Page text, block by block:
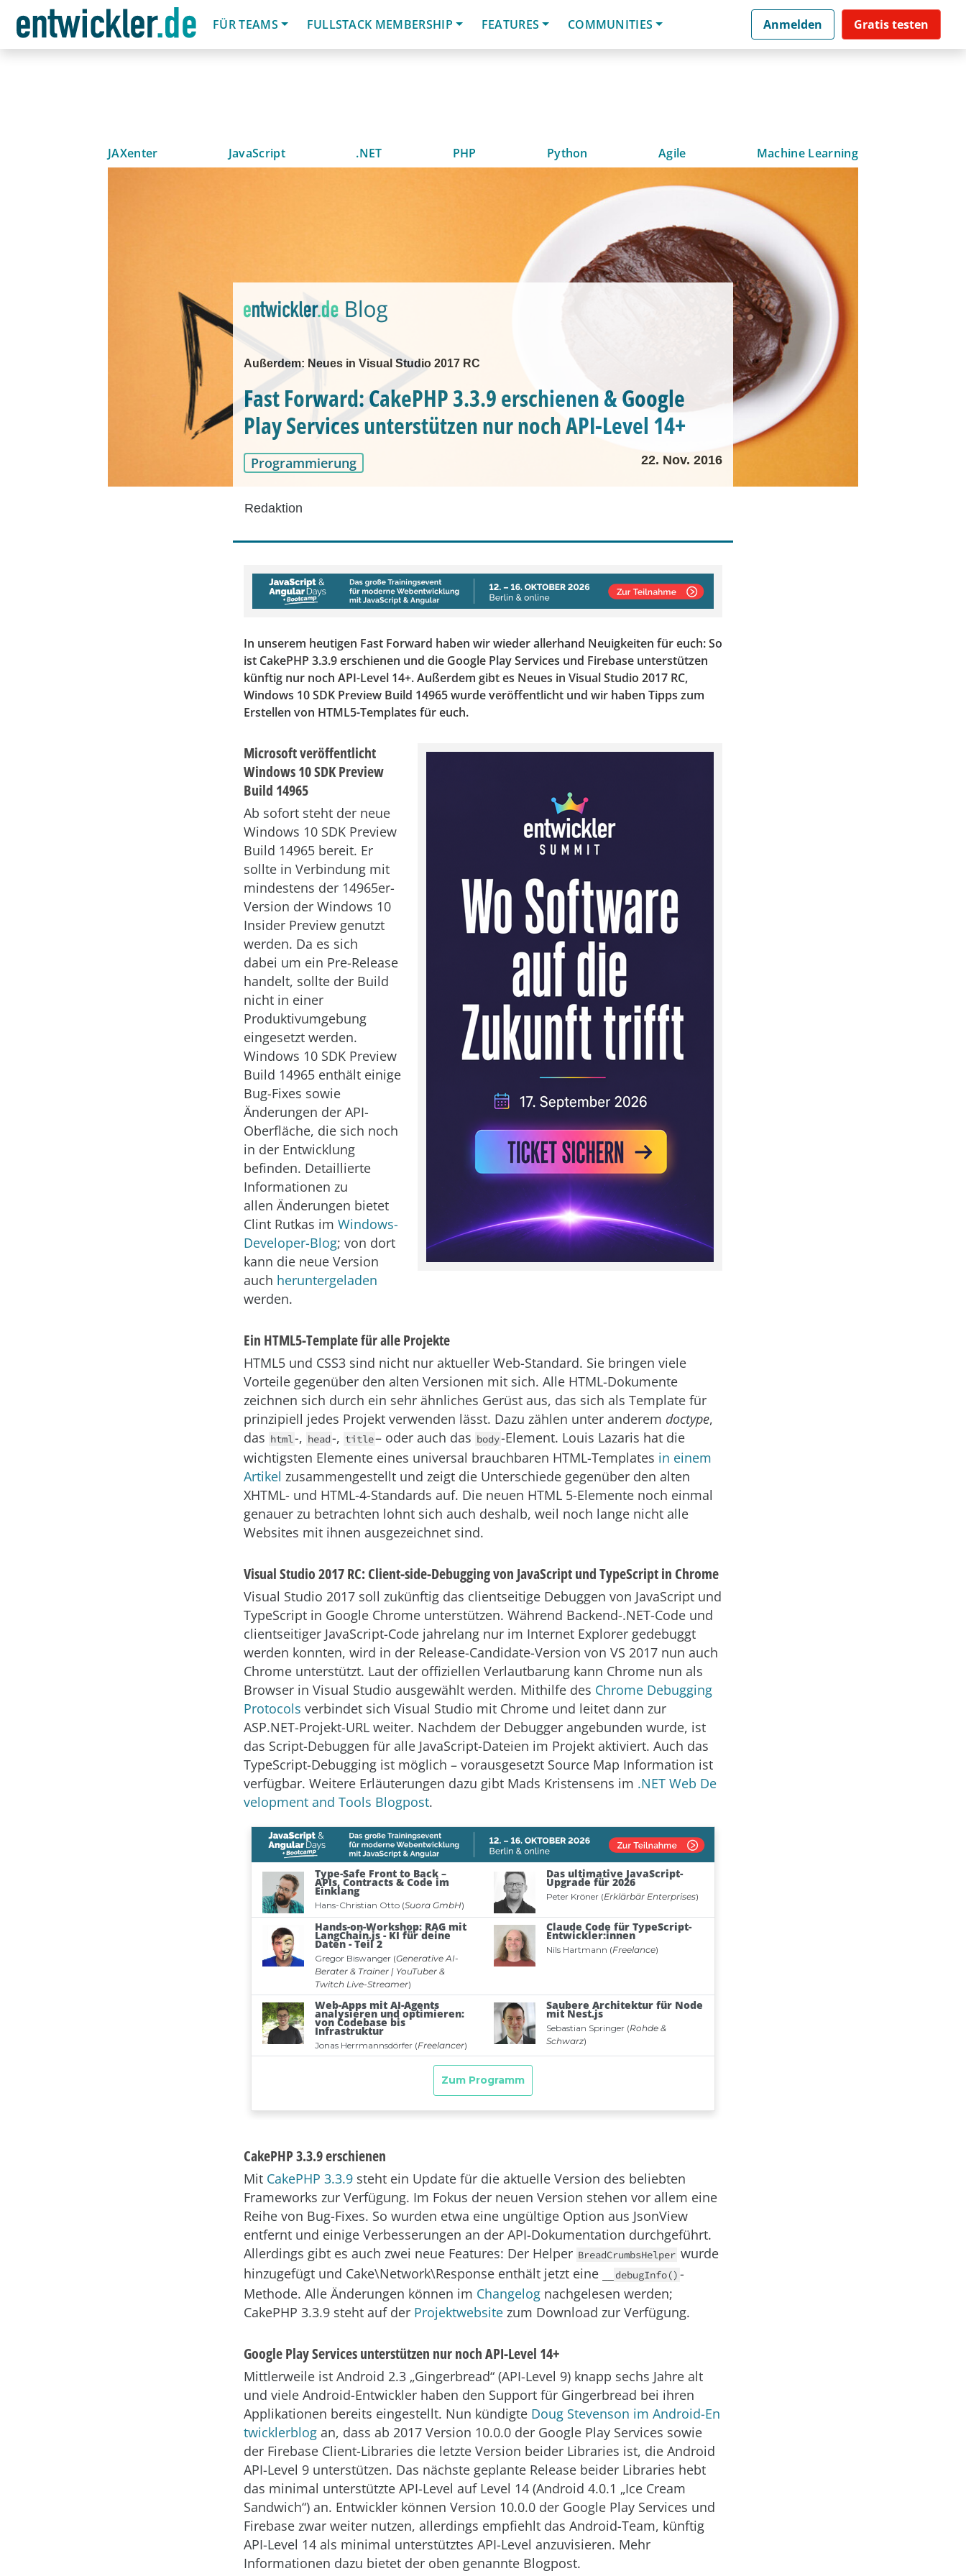
FÜR TEAMS
FULLSTACK MEMBERSHIP FEATURES COMMUNITIES Anmelden Gratis testen
JAXenter JavaScript .NET PHP Python Agile Machine Learning
Außerdem: Neues in Visual Studio 2017 RC
Fast Forward: CakePHP 3.3.9 erschienen & Google
Play Services unterstützen nur noch API-Level 14+
Programmierung 22. Nov. 2016
Redaktion
In unserem heutigen Fast Forward haben wir wieder allerhand Neuigkeiten für euch: So
ist CakePHP 3.3.9 erschienen und die Google Play Services und Firebase unterstützen
künftig nur noch API-Level 14+. Außerdem gibt es Neues in Visual Studio 2017 RC,
Windows 10 SDK Preview Build 14965 wurde veröffentlicht und wir haben Tipps zum
Erstellen von HTML5-Templates für euch.
Microsoft veröffentlicht
Windows 10 SDK Preview
Build 14965
Ab sofort steht der neue
Windows 10 SDK Preview
Build 14965 bereit. Er
sollte in Verbindung mit
mindestens der 14965er-
Version der Windows 10
Insider Preview genutzt
werden. Da es sich
dabei um ein Pre-Release
handelt, sollte der Build
nicht in einer
Produktivumgebung
eingesetzt werden.
Windows 10 SDK Preview
Build 14965 enthält einige
Bug-Fixes sowie
Änderungen der API-
Oberfläche, die sich noch
in der Entwicklung
befinden. Detaillierte
Informationen zu
allen Änderungen bietet
Clint Rutkas im Windows-
Developer-Blog; von dort
kann die neue Version
auch heruntergeladen
werden.
Ein HTML5-Template für alle Projekte
HTML5 und CSS3 sind nicht nur aktueller Web-Standard. Sie bringen viele
Vorteile gegenüber den alten Versionen mit sich. Alle HTML-Dokumente
zeichnen sich durch ein sehr ähnliches Gerüst aus, das sich als Template für
prinzipiell jedes Projekt verwenden lässt. Dazu zählen unter anderem doctype,
das html-, head-, title– oder auch das body-Element. Louis Lazaris hat die
wichtigsten Elemente eines universal brauchbaren HTML-Templates in einem
Artikel zusammengestellt und zeigt die Unterschiede gegenüber den alten
XHTML- und HTML-4-Standards auf. Die neuen HTML 5-Elemente noch einmal
genauer zu betrachten lohnt sich auch deshalb, weil noch lange nicht alle
Websites mit ihnen ausgezeichnet sind.
Visual Studio 2017 RC: Client-side-Debugging von JavaScript und TypeScript in Chrome
Visual Studio 2017 soll zukünftig das clientseitige Debuggen von JavaScript und
TypeScript in Google Chrome unterstützen. Während Backend-.NET-Code und
clientseitiger JavaScript-Code jahrelang nur im Internet Explorer gedebuggt
werden konnten, wird in der Release-Candidate-Version von VS 2017 nun auch
Chrome unterstützt. Laut der offiziellen Verlautbarung kann Chrome nun als
Browser in Visual Studio ausgewählt werden. Mithilfe des Chrome Debugging
Protocols verbindet sich Visual Studio mit Chrome und leitet dann zur
ASP.NET-Projekt-URL weiter. Nachdem der Debugger angebunden wurde, ist
das Script-Debuggen für alle JavaScript-Dateien im Projekt aktiviert. Auch das
TypeScript-Debugging ist möglich – vorausgesetzt Source Map Information ist
verfügbar. Weitere Erläuterungen dazu gibt Mads Kristensens im .NET Web De
velopment and Tools Blogpost.
CakePHP 3.3.9 erschienen
Mit CakePHP 3.3.9 steht ein Update für die aktuelle Version des beliebten
Frameworks zur Verfügung. Im Fokus der neuen Version stehen vor allem eine
Reihe von Bug-Fixes. So wurden etwa eine ungültige Option aus JsonView
entfernt und einige Verbesserungen an der API-Dokumentation durchgeführt.
Allerdings gibt es auch zwei neue Features: Der Helper BreadCrumbsHelper wurde
hinzugefügt und Cake\Network\Response enthält jetzt eine __
debugInfo() -
Methode. Alle Änderungen können im Changelog nachgelesen werden;
CakePHP 3.3.9 steht auf der Projektwebsite zum Download zur Verfügung.
Google Play Services unterstützen nur noch API-Level 14+
Mittlerweile ist Android 2.3 „Gingerbread“ (API-Level 9) knapp sechs Jahre alt
und viele Android-Entwickler haben den Support für Gingerbread bei ihren
Applikationen bereits eingestellt. Nun kündigte Doug Stevenson im Android-En
twicklerblog an, dass ab 2017 Version 10.0.0 der Google Play Services sowie
der Firebase Client-Libraries die letzte Version beider Libraries ist, die Android
API-Level 9 unterstützen. Das nächste geplante Release beider Libraries hebt
das minimal unterstützte API-Level auf Level 14 (Android 4.0.1 „Ice Cream
Sandwich“) an. Entwickler können Version 10.0.0 der Google Play Services und
Firebase zwar weiter nutzen, allerdings empfiehlt das Android-Team, künftig
API-Level 14 als minimal unterstütztes API-Level anzuvisieren. Mehr
Informationen dazu bietet der oben genannte Blogpost.